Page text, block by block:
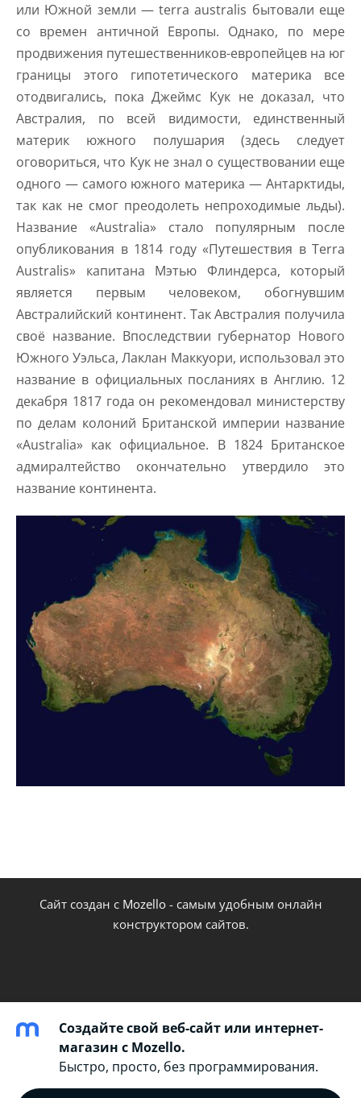
или Южной земли — terra australis бытовали еще
со времен античной Европы. Однако, по мере
продвижения путешественников-европейцев на юг
границы этого гипотетического материка все
отодвигались, пока Джеймс Кук не доказал, что
Австралия, по всей видимости, единственный
материк южного полушария (здесь следует
оговориться, что Кук не знал о существовании еще
одного — самого южного материка — Антарктиды,
так как не смог преодолеть непроходимые льды).
Название «Australia» стало популярным после
опубликования в 1814 году «Путешествия в Terra
Australis» капитана Мэтью Флиндерса, который
является первым человеком, обогнувшим
Австралийский континент. Так Австралия получила
своё название. Впоследствии губернатор Нового
Южного Уэльса, Лаклан Маккуори, использовал это
название в официальных посланиях в Англию. 12
декабря 1817 года он рекомендовал министерству
по делам колоний Британской империи название
«Australia» как официальное. В 1824 Британское
адмиралтейство окончательно утвердило это
название континента.
Сайт создан с Mozello- самым удобным онлайн
конструктором сайтов.
Создайте свой веб-сайт или интернет-
магазин с Mozello.
Быстро, просто, без программирования.